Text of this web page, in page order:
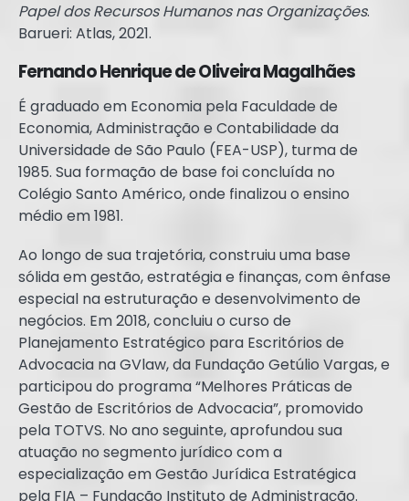
Papel dos Recursos Humanos nas Organizações.
Barueri: Atlas, 2021.
Fernando Henrique de Oliveira Magalhães
É graduado em Economia pela Faculdade de
Economia, Administração e Contabilidade da
Universidade de São Paulo (FEA-USP), turma de
1985. Sua formação de base foi concluída no
Colégio Santo Américo, onde finalizou o ensino
médio em 1981.
Ao longo de sua trajetória, construiu uma base
sólida em gestão, estratégia e finanças, com ênfase
especial na estruturação e desenvolvimento de
negócios. Em 2018, concluiu o curso de
Planejamento Estratégico para Escritórios de
Advocacia na GVlaw, da Fundação Getúlio Vargas, e
participou do programa “Melhores Práticas de
Gestão de Escritórios de Advocacia”, promovido
pela TOTVS. No ano seguinte, aprofundou sua
atuação no segmento jurídico com a
especialização em Gestão Jurídica Estratégica
pela FIA – Fundação Instituto de Administração.